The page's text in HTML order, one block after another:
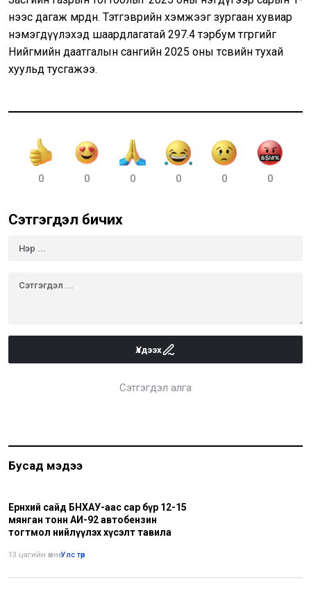
нээс дагаж мөрдөнө. Тэтгэврийн хэмжээг зургаан хувиар
нэмэгдүүлэхэд шаардлагатай 297.4 тэрбум төгрөгийг
Нийгмийн даатгалын сангийн 2025 оны төсвийн тухай
хуульд тусгажээ.
0 0 0 0 0 0
Сэтгэгдэл бичих
Үлдээх
Сэтгэгдэл алга
Бусад мэдээ
Ерөнхий сайд БНХАУ-аас сар бүр 12-15
мянган тонн АИ-92 автобензин
тогтмол нийлүүлэх хүсэлт тавила
13 цагийн өмнө•Улс төр